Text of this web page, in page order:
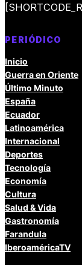
PERIÓDICO
Inicio
Guerra en Oriente
Último Minuto
España
Ecuador
Latinoamérica
Internacional
Deportes
Tecnología
Economía
Cultura
Salud & Vida
Gastronomía
Farandula
IberoaméricaTV